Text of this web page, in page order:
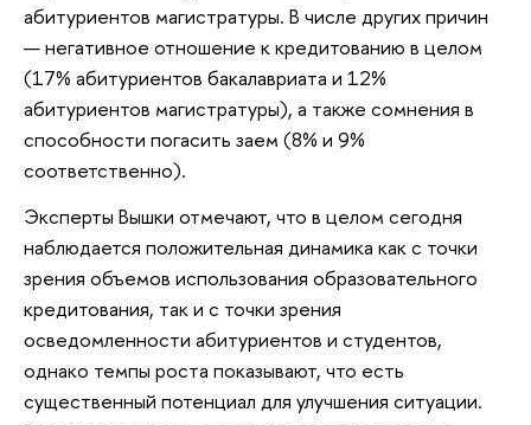
абитуриентов магистратуры. В числе других причин
— негативное отношение к кредитованию в целом
(17% абитуриентов бакалавриата и 12%
абитуриентов магистратуры), а также сомнения в
способности погасить заем (8% и 9%
соответственно).
Эксперты Вышки отмечают, что в целом сегодня
наблюдается положительная динамика как с точки
зрения объемов использования образовательного
кредитования, так и с точки зрения
осведомленности абитуриентов и студентов,
однако темпы роста показывают, что есть
существенный потенциал для улучшения ситуации.